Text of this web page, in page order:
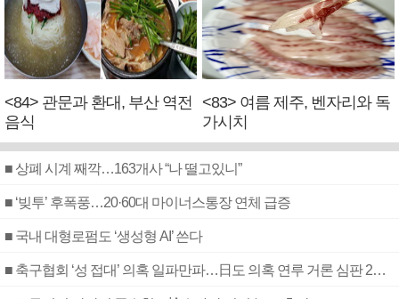
<84> 관문과 환대, 부산 역전
음식
<83> 여름 제주, 벤자리와 독
가시치
■ 상폐 시계 째깍…163개사 “나 떨고있니”
■ ‘빚투’ 후폭풍…20·60대 마이너스통장 연체 급증
■ 국내 대형로펌도 ‘생성형 AI’ 쓴다
■ 축구협회 ‘성 접대’ 의혹 일파만파…日도 의혹 연루 거론 심판 2명 조사